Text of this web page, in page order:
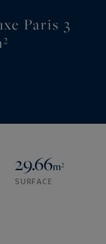
Paris 3
29.66m²
SURFACE